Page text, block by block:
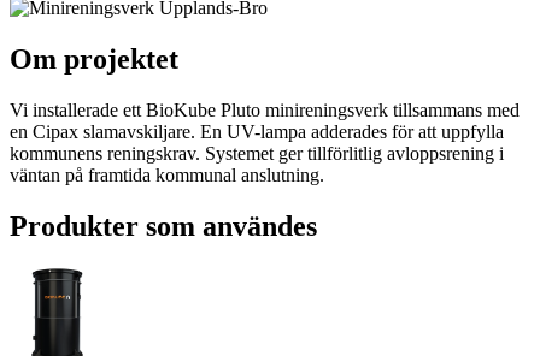
Om projektet
Vi installerade ett BioKube Pluto minireningsverk tillsammans med
en Cipax slamavskiljare. En UV-lampa adderades för att uppfylla
kommunens reningskrav. Systemet ger tillförlitlig avloppsrening i
väntan på framtida kommunal anslutning.
Produkter som användes